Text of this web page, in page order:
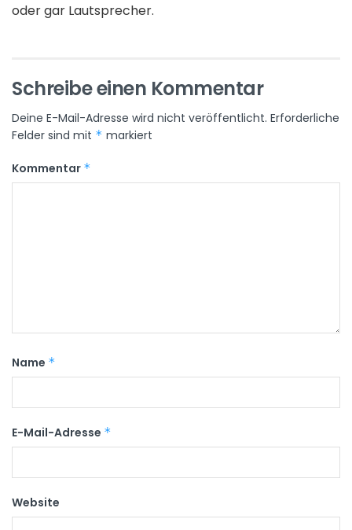
oder gar Lautsprecher.
Schreibe einen Kommentar
Deine E-Mail-Adresse wird nicht veröffentlicht. Erforderliche
Felder sind mit * markiert
Kommentar *
Name *
E-Mail-Adresse *
Website